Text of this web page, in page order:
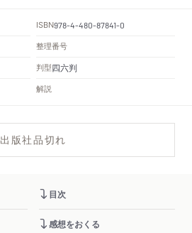
ISBN978-4-480-87841-0
整理番号
判型四六判
解説
出版社品切れ
目次
感想をおくる